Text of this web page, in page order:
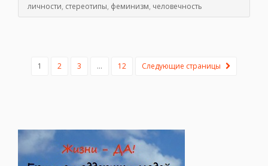
личности, стереотипы, феминизм, человечность
1 2 3 … 12 Следующие страницы